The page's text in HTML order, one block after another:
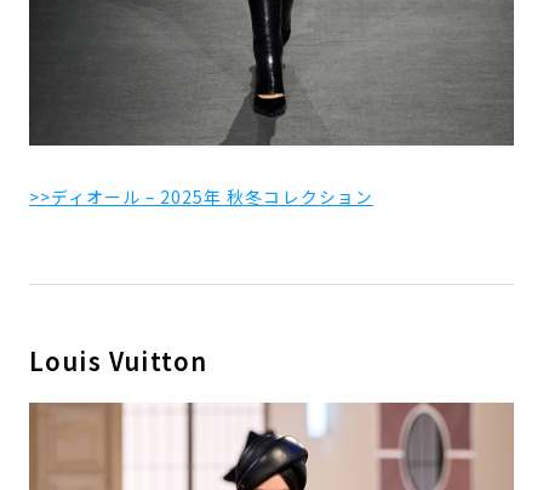
>>ディオール – 2025年 秋冬コレクション
Louis Vuitton